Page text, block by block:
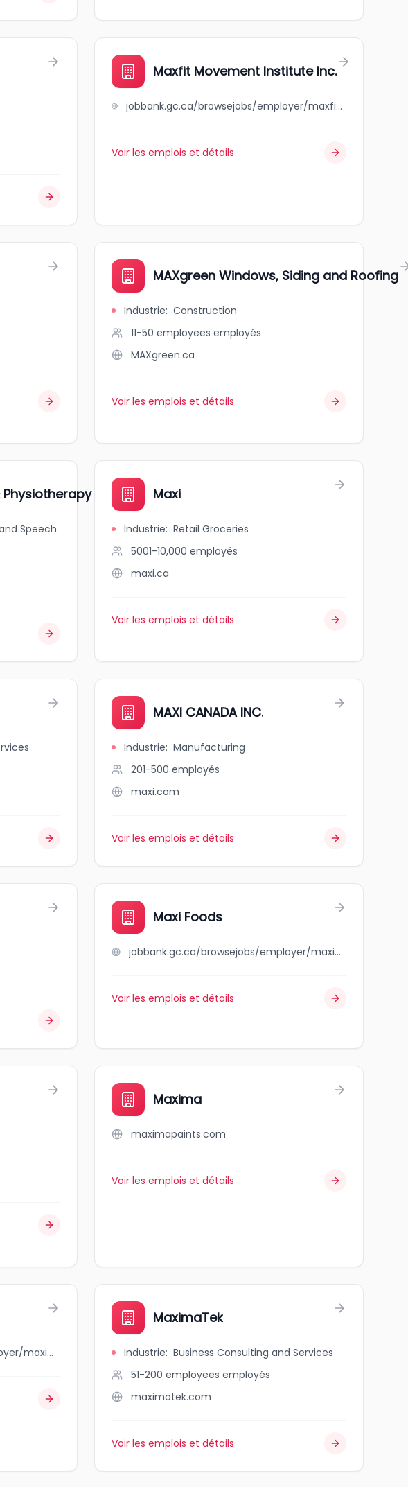
Maxfit Movement Institute Inc.
jobbank.gc.ca/browsejobs/employer/maxfit+movement+institute+inc./ca
Voir les emplois et détails
MAXgreen Windows, Siding and Roofing
Industrie: Construction
11-50 employees employés
MAXgreen.ca
Voir les emplois et détails
- Fredericton
Speech
Maxi
Industrie: Retail Groceries
5001-10,000 employés
maxi.ca
Voir les emplois et détails
MAXI CANADA INC.
Industrie: Manufacturing
201-500 employés
maxi.com
Voir les emplois et détails
Maxi Foods
jobbank.gc.ca/browsejobs/employer/maxi+foods/ca
Voir les emplois et détails
Maxima
maximapaints.com
Voir les emplois et détails
jobbank.gc.ca/browsejobs/employer/maxima+stone+ltd/ca
MaximaTek
Industrie: Business Consulting and Services
51-200 employees employés
maximatek.com
Voir les emplois et détails